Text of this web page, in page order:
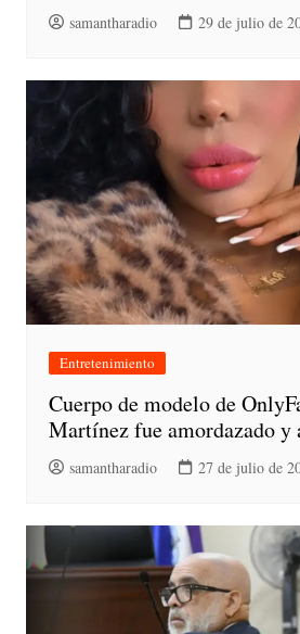
samantharadio 29 de julio de
Entretenimiento
Cuerpo de modelo de
Martínez fue amordazado y
samantharadio 27 de julio de